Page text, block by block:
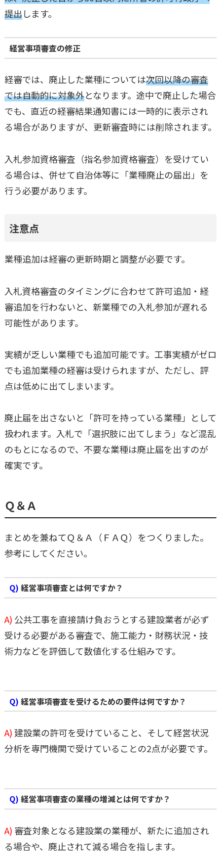
提出します。
経営事項審査の修正
経審では、廃止した業種については次回以降の審査
では自動的に対象外となります。途中で廃止した場合
でも、直近の経審結果通知書には一時的に表示され
る場合がありますが、更新審査時には削除されます。
入札参加資格審査（指名参加資格審査）を受けてい
る場合は、併せて自治体等に「業種廃止の届出」を
行う必要があります。
注意点
業種追加は経審の更新時期と調整が必要です。
入札資格審査のタイミングに合わせて許可追加・経
審追加を行わないと、新業種での入札参加が遅れる
可能性があります。
実績が乏しい業種でも追加可能です。工事実績がゼロ
でも追加業種の経審は受けられますが、ただし、評
点は低めに出てしまいます。
廃止届を出さないと「許可を持っている業種」として
扱われます。入札で「選択肢に出てしまう」など混乱
のもとになるので、不要な業種は廃止届を出すのが
確実です。
Ｑ＆Ａ
まとめを兼ねてＱ＆Ａ（ＦＡＱ）をつくりました。
参考にしてください。
Q) 経営事項審査とは何ですか？
A) 公共工事を直接請け負おうとする建設業者が必ず
受ける必要がある審査で、施工能力・財務状況・技
術力などを評価して数値化する仕組みです。
Q) 経営事項審査を受けるための要件は何ですか？
A)建設業の許可を受けていること、そして経営状況
分析を専門機関で受けていることの2点が必要です。
Q) 経営事項審査の業種の増減とは何ですか？
A) 審査対象となる建設業の業種が、新たに追加され
る場合や、廃止されて減る場合を指します。